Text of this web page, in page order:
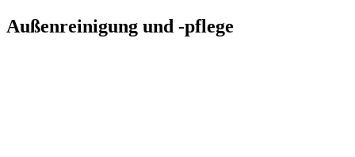
Außenreinigung und -pflege